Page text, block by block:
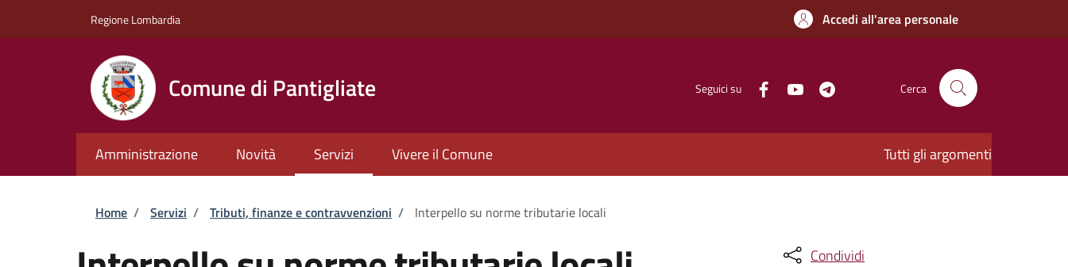
Regione Lombardia Accedi all'area personale
Comune di Pantigliate Seguici su Cerca
Amministrazione Novità Servizi Vivere il Comune Tutti gli argomenti
Briciole di pane
Home / Servizi / Tributi, finanze e contravvenzioni / Interpello su norme tributarie locali
Condividi